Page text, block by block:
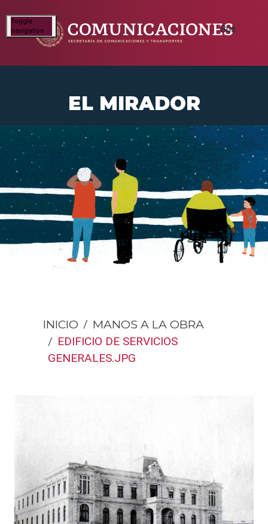
Toggle
navigation
EL MIRADOR
INICIO MANOS A LA OBRA
EDIFICIO DE SERVICIOS
GENERALES.JPG